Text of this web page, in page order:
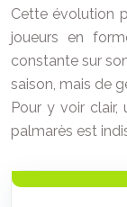
Cette évolution
joueurs en
constante sur
saison, mais de
Pour y voir
palmarès est